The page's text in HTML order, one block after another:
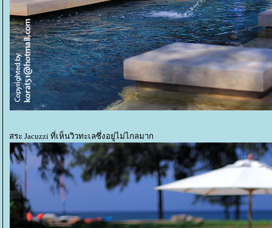
สระ Jacuzzi ที่เห็นวิวทะเลซึ่งอยู่ไม่ไกลมาก